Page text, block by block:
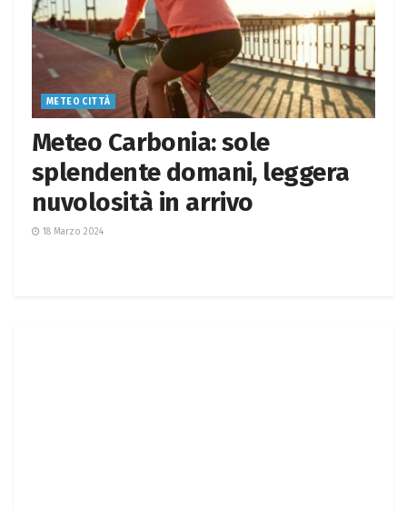
METEO CITTÀ
Meteo Carbonia: sole
splendente domani, leggera
nuvolosità in arrivo
18 Marzo 2024